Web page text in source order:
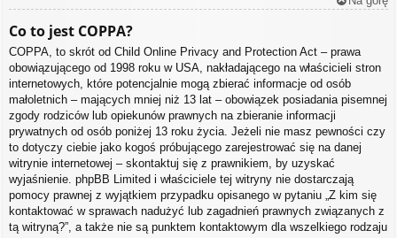
Co to jest COPPA?
COPPA, to skrót od Child Online Privacy and Protection Act – prawa
obowiązującego od 1998 roku w USA, nakładającego na właścicieli stron
internetowych, które potencjalnie mogą zbierać informacje od osób
małoletnich – mających mniej niż 13 lat – obowiązek posiadania pisemnej
zgody rodziców lub opiekunów prawnych na zbieranie informacji
prywatnych od osób poniżej 13 roku życia. Jeżeli nie masz pewności czy
to dotyczy ciebie jako kogoś próbującego zarejestrować się na danej
witrynie internetowej – skontaktuj się z prawnikiem, by uzyskać
wyjaśnienie. phpBB Limited i właściciele tej witryny nie dostarczają
pomocy prawnej z wyjątkiem przypadku opisanego w pytaniu „Z kim się
kontaktować w sprawach nadużyć lub zagadnień prawnych związanych z
tą witryną?”, a także nie są punktem kontaktowym dla wszelkiego rodzaju